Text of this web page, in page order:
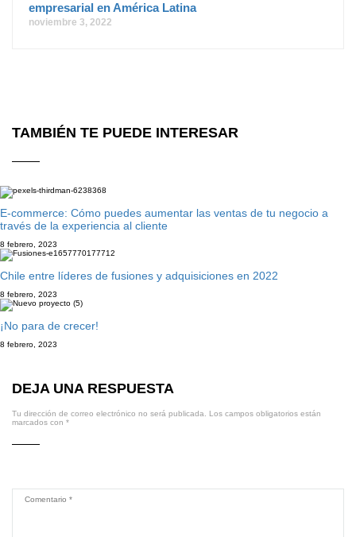
empresarial en América Latina
noviembre 3, 2022
TAMBIÉN TE PUEDE INTERESAR
E-commerce: Cómo puedes aumentar las ventas de tu negocio a
través de la experiencia al cliente
8 febrero, 2023
Chile entre líderes de fusiones y adquisiciones en 2022
8 febrero, 2023
¡No para de crecer!
8 febrero, 2023
DEJA UNA RESPUESTA
Tu dirección de correo electrónico no será publicada.
Los campos obligatorios están
marcados con *